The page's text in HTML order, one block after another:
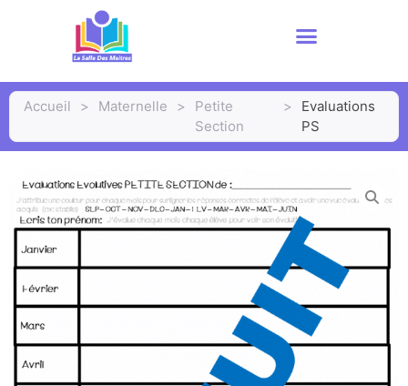
Accueil > Maternelle >
Petite
Section
>
Evaluations
PS